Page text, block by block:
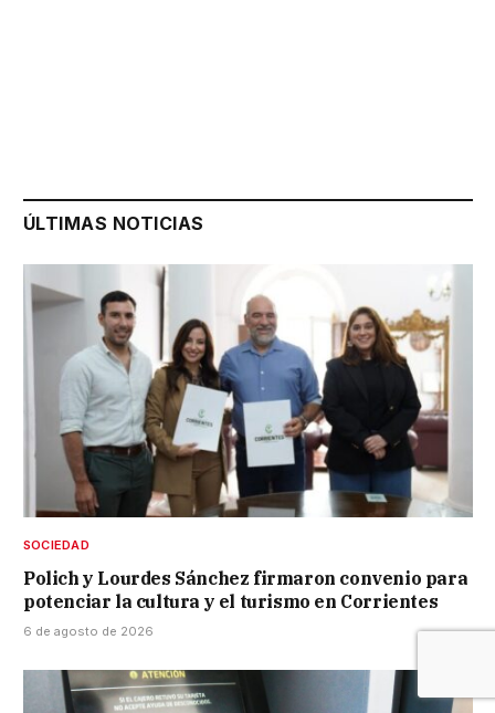
ÚLTIMAS NOTICIAS
SOCIEDAD
Polich y Lourdes Sánchez firmaron convenio para
potenciar la cultura y el turismo en Corrientes
6 de agosto de 2026